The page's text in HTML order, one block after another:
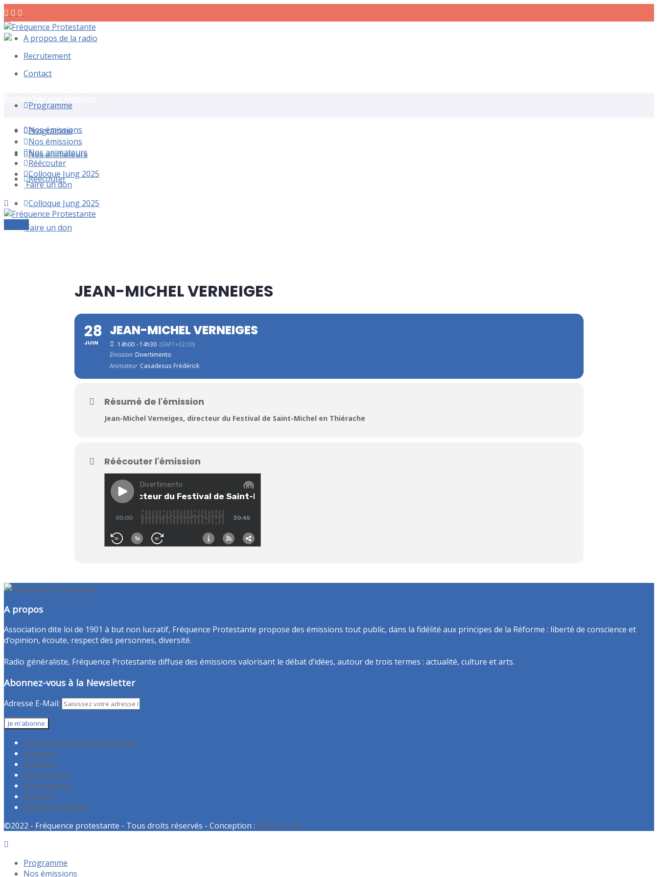
A propos de la radio
Recrutement
Contact
Programme
Nos émissions
Nos animateurs
Réécouter
Colloque Jung 2025
Faire un don
Programme
Nos émissions
Nos animateurs
Réécouter
Colloque Jung 2025
Faire un don
JEAN-MICHEL VERNEIGES
28
JUIN
JEAN-MICHEL VERNEIGES
14h00 - 14h30 (GMT+02:00)
Émission Divertimento
Animateur Casadesus Frédérick
Résumé de l'émission
Jean-Michel Verneiges, directeur du Festival de Saint-Michel en Thiérache
Réécouter l'émission
A propos
Association dite loi de 1901 à but non lucratif, Fréquence Protestante propose des émissions tout public, dans la fidélité aux principes de la Réforme : liberté de conscience et
d’opinion, écoute, respect des personnes, diversité.
Radio généraliste, Fréquence Protestante diffuse des émissions valorisant le débat d’idées, autour de trois termes : actualité, culture et arts.
Abonnez-vous à la Newsletter
Adresse E-Mail:
Accueil Fréquence protestante
A propos
Adhésion
Faire un don
Recrutement
Contact
Mentions légales
©2022 - Fréquence protestante - Tous droits réservés - Conception : PUSH IT UP
Programme
Nos émissions